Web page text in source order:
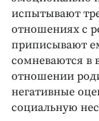
испытывают
отношениях с
приписывают
сомневаются в
отношении
негативные
социальную